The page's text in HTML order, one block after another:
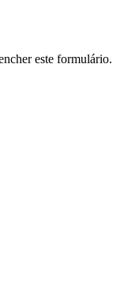
este formulário.